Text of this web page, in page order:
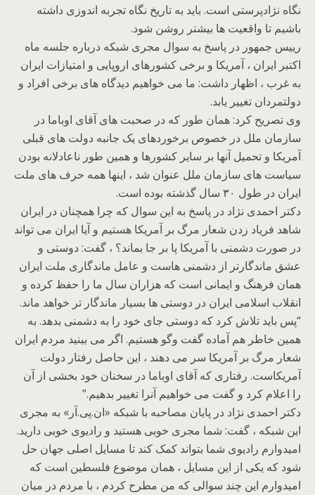
نگاه نژادپرستی است. باید به تاریخ نگاه تجربه اندوزی داشته
باشیم تا واقعیت ها بیشتر روشن شود.
رییس جمهور در پاسخ به سوال مجری شبکه درباره جلسه ماه
اکتبر ایران ، آمریکا و برخی کشورهای اروپایی و امتیازات ایران
به غرب ، اظهار داشت: ما می خواهیم دیدگاه های برخی افراد و
دولتمردان تغییر یابد.
وی تصریح کرد: همان طور که در صحبت های آقای اوباما در
سازمان ملل در خصوص برخوردهای یک جانبه دولت های قبلی
آمریکا و تحمیل آنها بر سایر کشورها و همین طور ناعادلانه بودن
سیاست های سازمان ملل عنوان شد ، اینها همه حرف های ملت
ایران در طول ۳۰ سال گذشته بوده است.
دکتر احمدی نژاد در پاسخ به این سوال که چرا همچنان در ایران
شاهد فریاد زدن شعار مرگ بر آمریکا هستیم و آیا ایران می تواند
در صورت دشمنی با آمریکا پا بر جا بماند؟ ، گفت: دوستی و
عشق ماندگارتر از دشمنی هاست و عامل ماندگاری ملت ایران
همان فرهنگ و ایمانی است که هزاران سال ما را حفظ کرده و
انقلاب اسلامی ایران در دوستی ها بسیار ماندگار تر خواهد ماند.
“پس باید تلاش کرد که دوستی جای خود را به دشمنی بدهد. به
همین خاطر هم آماده گفت وگو هستیم. اگر می بینید مردم ایران
شعار مرگ بر آمریکا سر می دهند ، این حاصل رفتار دولت
آمریکاست. رفتاری که آقای اوباما در سخنان خود بخشی از آن
را اعلام کرد و گفت می خواهیم آنرا تغییر بدهیم.”
دکتر احمدی نژاد در پایان مصاحبه با شبکه «ان.پی.آر» به مجری
این شبکه ، گفت: شما مجری خوبی هستید و رادیوی خوبی دارید.
امیدوارم رادیوی شما بتواند کمک کند تا مسایل اصلی جهان حل
شود که یکی از این مسایل ، همان موضوع فلسطین است که
امیدوارم این چند سوالی که من مطرح کردم ، با مردم در میان